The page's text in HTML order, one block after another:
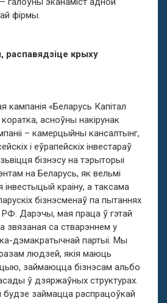
фірмы.
распавядзіце крыху
кампанiя «Беларусь Капітал
асноўны накірунак
– камерцыйны кансалтынг,
і еўрапейскіх інвестараў
бізнэсу на тэрыторыі
на Беларусь, як вельмі
краіну, а таксама
бізнэсменаў па пытаннях
РФ. Дарэчы, мая праца ў гэтай
звязаная са стварэннем у
дэмакратычнай партыі. Мы
людзей, якія маюць
займаюцца бізнэсам альбо
ў дзяржаўных структурах.
будзе займацца распрацоўкай